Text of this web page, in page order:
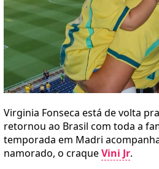
Virginia Fonseca está de volta
retornou ao Brasil com toda a
temporada em Madri
namorado, o craqueVini Jr.